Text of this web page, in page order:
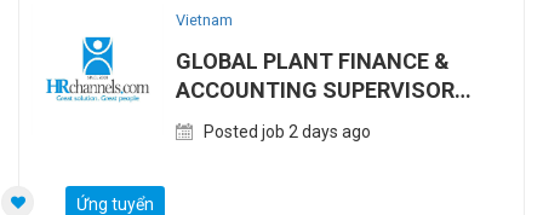
Vietnam
GLOBAL PLANT FINANCE &
ACCOUNTING SUPERVISOR
(MANUFACTURING)
Posted job 2 days ago
Ứng tuyển